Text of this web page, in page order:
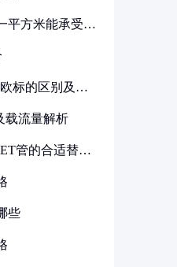
平方米能承受多
标的区别及其
载流量解析
管的合适替代
些